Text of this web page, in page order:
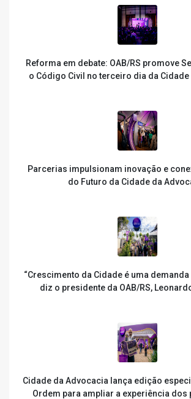
Reforma em debate: OAB/RS promove
o Código Civil no terceiro dia da
Parcerias impulsionam inovação e
do Futuro da Cidade da
“Crescimento da Cidade é uma
diz o presidente da OAB/RS,
Cidade da Advocacia lança edição
Ordem para ampliar a experiência dos